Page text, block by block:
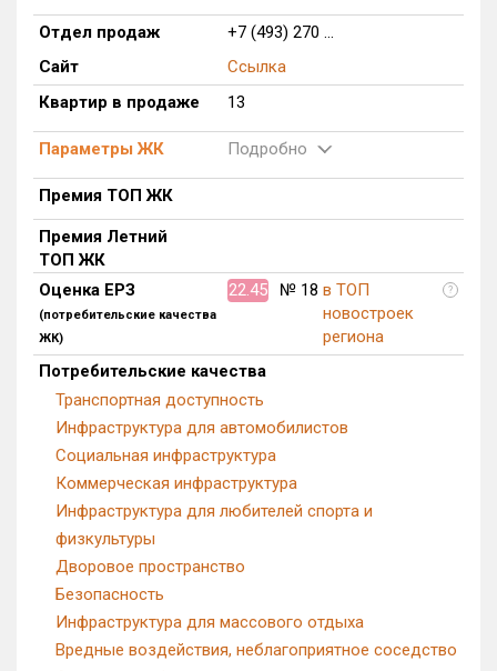
Найдено:
Многоквартирных домов
Блокированных домов
Домов с апартаментами
Поселков таунхаусов
0 из 1
Блокированных домов
Квартир, апартаментов,
блоков в БД
Отдел продаж
+7 (493) 270 ...
Сайт
Ссылка
Квартир в продаже
13
Параметры ЖК Подробно
Премия ТОП ЖК
Премия Летний
ТОП ЖК
Оценка ЕРЗ
(потребительские качества
ЖК)
22.45 № 18 в ТОП
новостроек
региона
?
Потребительские качества
Транспортная доступность
Инфраструктура для автомобилистов
Социальная инфраструктура
Коммерческая инфраструктура
Инфраструктура для любителей спорта и
физкультуры
Дворовое пространство
Безопасность
Инфраструктура для массового отдыха
Вредные воздействия, неблагоприятное соседство